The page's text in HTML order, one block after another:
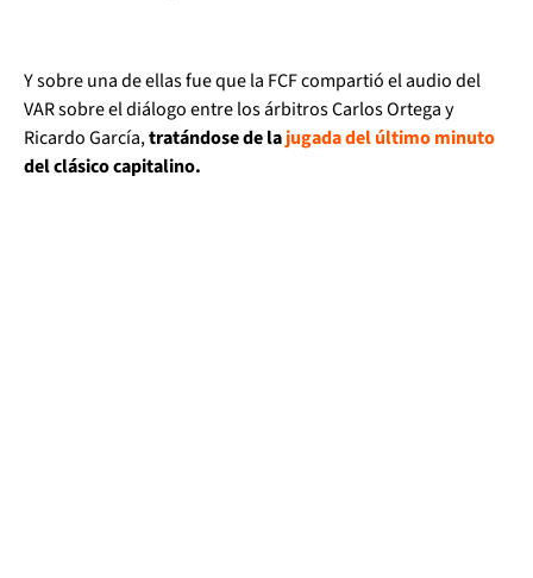
Y sobre una de ellas fue que la FCF compartió el audio del
VAR sobre el diálogo entre los árbitros Carlos Ortega y
Ricardo García,tratándose de lajugada del último minuto
del clásico capitalino.